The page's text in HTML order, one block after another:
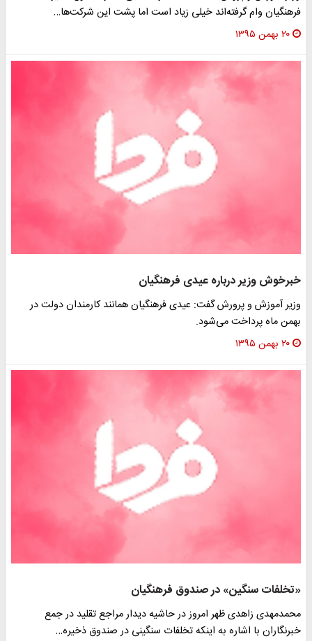
وام گرفته‌اند خیلی زیاد است اما پشت این شرکت‌ها…
۲۰ بهمن ۱۳۹۵
وزیر درباره عیدی فرهنگیان
آموزش و پرورش گفت: عیدی فرهنگیان همانند کارمندان دولت در
ماه پرداخت می‌شود.
۲۰ بهمن ۱۳۹۵
سنگین» در صندوق فرهنگیان
زاهدی ظهر امروز در حاشیه دیدار مراجع تقلید در جمع
با اشاره به اینکه تخلفات سنگینی در صندوق ذخیره…